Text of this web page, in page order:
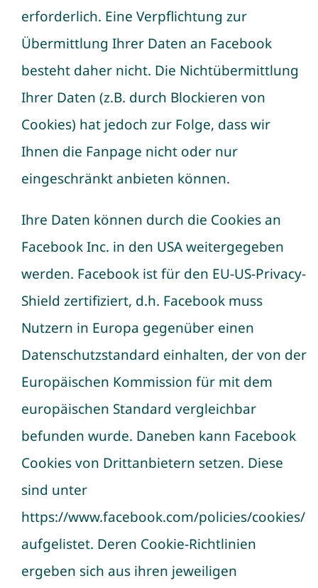
erforderlich. Eine Verpflichtung zur
Übermittlung Ihrer Daten an Facebook
besteht daher nicht. Die Nichtübermittlung
Ihrer Daten (z.B. durch Blockieren von
Cookies) hat jedoch zur Folge, dass wir
Ihnen die Fanpage nicht oder nur
eingeschränkt anbieten können.
Ihre Daten können durch die Cookies an
Facebook Inc. in den USA weitergegeben
werden. Facebook ist für den EU-US-Privacy-
Shield zertifiziert, d.h. Facebook muss
Nutzern in Europa gegenüber einen
Datenschutzstandard einhalten, der von der
Europäischen Kommission für mit dem
europäischen Standard vergleichbar
befunden wurde. Daneben kann Facebook
Cookies von Drittanbietern setzen. Diese
sind unter
https://www.facebook.com/policies/cookies/
aufgelistet. Deren Cookie-Richtlinien
ergeben sich aus ihren jeweiligen